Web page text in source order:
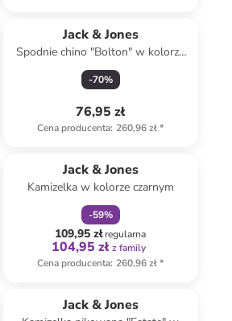
Jack & Jones
Spodnie chino "Bolton" w kolorze
oliwkowym
-70%
76,95 zł
Cena producenta: 260,96 zł*
Jack & Jones
Kamizelka w kolorze czarnym
-59%
109,95 złregularna
104,95 zł z family
Cena producenta: 260,96 zł*
Jack & Jones